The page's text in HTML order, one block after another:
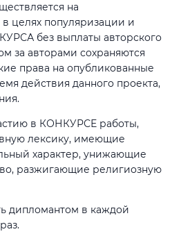
на
целях популяризации и
без выплаты авторского
за авторами сохраняются
права на опубликованные
действия данного проекта,
в КОНКУРСЕ работы,
лексику, имеющие
характер, унижающие
разжигающие религиозную
дипломантом в каждой